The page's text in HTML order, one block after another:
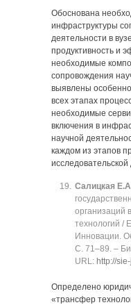
Обоснована
инфраструктуры
деятельности в
продуктивность и
необходимые
сопровождения
выявлены
всех этапах
необходимые
включения в
научной
каждом из этапов
Салицкая
организаций
технологий /
Инновации.
C. 71‒89. ‒
URL: http://
Определено
«трансфер